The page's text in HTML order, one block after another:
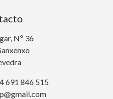
Nº 36
691 846 515